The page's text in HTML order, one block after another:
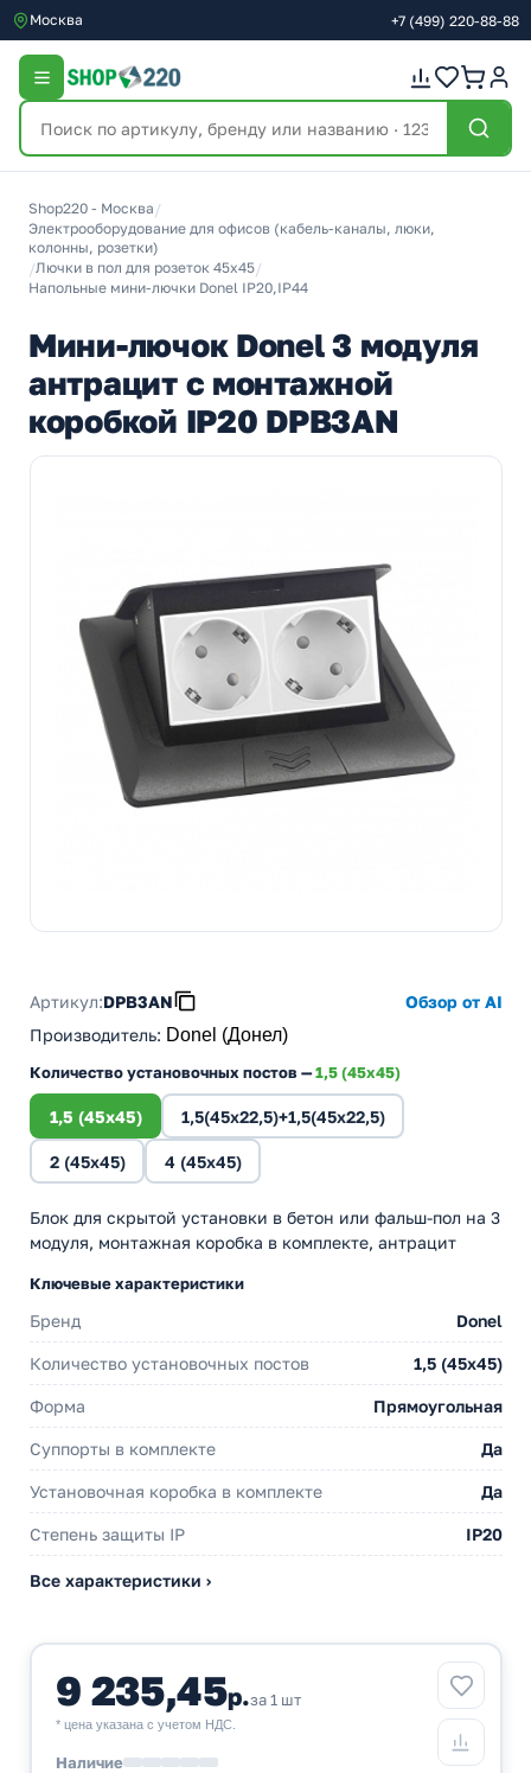
Москва +7 (499) 220-88-88
Shop220 - Москва /
Электрооборудование для офисов (кабель-каналы, люки,
колонны, розетки)
/Лючки в пол для розеток 45х45/
Напольные мини-лючки Donel IP20,IP44
Мини-лючок Donel 3 модуля
антрацит с монтажной
коробкой IP20 DPB3AN
Артикул:DPB3AN
Обзор от AI
Производитель: Donel (Донел)
Количество установочных постов —1,5 (45х45)
1,5 (45х45) 1,5(45х22,5)+1,5(45х22,5)
2 (45х45) 4 (45х45)
Блок для скрытой установки в бетон или фальш-пол на 3
модуля, монтажная коробка в комплекте, антрацит
Ключевые характеристики
Бренд Donel
Количество установочных постов 1,5 (45х45)
Форма Прямоугольная
Суппорты в комплекте Да
Установочная коробка в комплекте Да
Степень защиты IP IP20
Все характеристики ›
9 235,45р.за 1 шт
* цена указана с учетом НДС.
Наличие